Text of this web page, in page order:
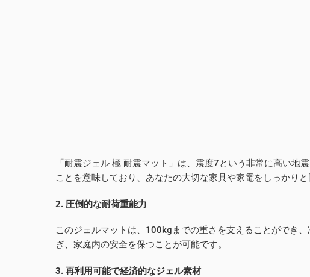
「耐震ジェル 極 耐震マット」は、震度7という非常に高い
ことを意味しており、あなたの大切な家具や家電をしっかりと
2. 圧倒的な耐荷重能力
このジェルマットは、100kgまでの重さを支えることができ
ぎ、家庭内の安全を保つことが可能です。
3. 再利用可能で経済的なジェル素材